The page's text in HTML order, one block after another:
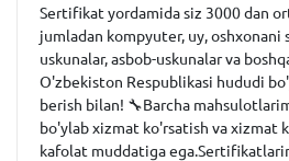
Sertifikat yordamida siz 3000 dan
jumladan kompyuter, uy,
uskunalar, asbob-uskunalar va
O'zbekiston Respublikasi hududi
berish bilan! 🔧Barcha
bo'ylab xizmat ko'rsatish va xizmat
kafolat muddatiga